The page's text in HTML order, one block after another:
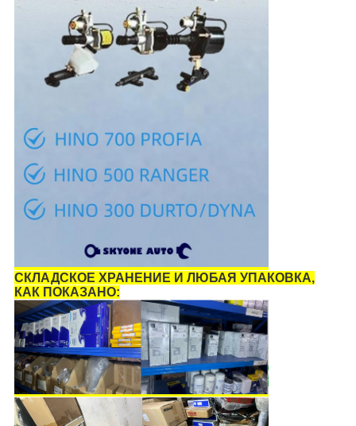
СКЛАДСКОЕ ХРАНЕНИЕ И ЛЮБАЯ УПАКОВКА,
КАК ПОКАЗАНО: